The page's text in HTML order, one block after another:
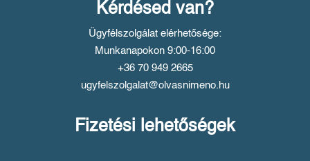
Kérdésed van?
Ügyfélszolgálat elérhetősége:
Munkanapokon 9:00-16:00
+36 70 949 2665
ugyfelszolgalat@olvasnimeno.hu
Fizetési lehetőségek